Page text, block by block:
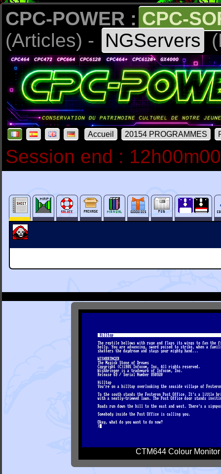
CPC-POWER : CPC-
(Articles) -
NGServers
Accueil 20154 PROGRAMMES
Session end :
CTM644 Colour Monitor